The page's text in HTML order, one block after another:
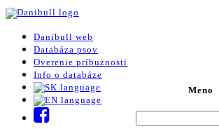
Danibull web
Databáza psov
Overenie príbuznosti
Info o databáze
Meno